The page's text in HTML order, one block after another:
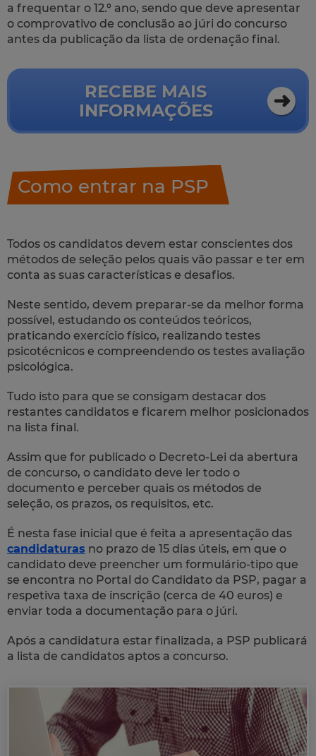
a frequentar o 12.º ano, sendo que deve apresentar
o comprovativo de conclusão ao júri do concurso
antes da publicação da lista de ordenação final.
RECEBE MAIS
INFORMAÇÕES
Como entrar na PSP
Todos os candidatos devem estar conscientes dos
métodos de seleção pelos quais vão passar e ter em
conta as suas características e desafios.
Neste sentido, devem preparar-se da melhor forma
possível, estudando os conteúdos teóricos,
praticando exercício físico, realizando testes
psicotécnicos e compreendendo os testes avaliação
psicológica.
Tudo isto para que se consigam destacar dos
restantes candidatos e ficarem melhor posicionados
na lista final.
Assim que for publicado o Decreto-Lei da abertura
de concurso, o candidato deve ler todo o
documento e perceber quais os métodos de
seleção, os prazos, os requisitos, etc.
É nesta fase inicial que é feita a apresentação das
candidaturas no prazo de 15 dias úteis, em que o
candidato deve preencher um formulário-tipo que
se encontra no Portal do Candidato da PSP, pagar a
respetiva taxa de inscrição (cerca de 40 euros) e
enviar toda a documentação para o júri.
Após a candidatura estar finalizada, a PSP publicará
a lista de candidatos aptos a concurso.